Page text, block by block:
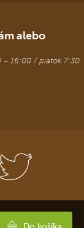
alebo
– 16:00 / piatok 7:30